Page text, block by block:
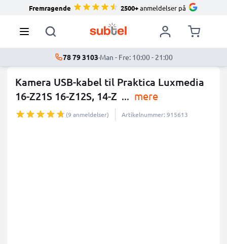
Fremragende 2500+anmeldelser på
78 79 3103·Man - Fre: 10:00 - 21:00
Kamera USB-kabel til Praktica Luxmedia
16-Z21S 16-Z12S, 14-Z ... mere
(9 anmeldelser) Artikelnummer: 915613